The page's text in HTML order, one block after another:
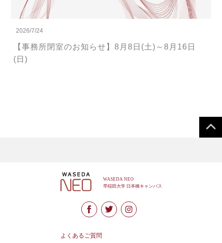
2026/7/24
【事務所閉室のお知らせ】8月8日(土)～8月16日
(日)
よくあるご質問